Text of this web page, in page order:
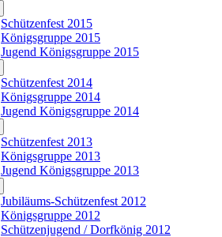
Schützenfest 2015
Königsgruppe 2015
Jugend Königsgruppe 2015
Schützenfest 2014
Königsgruppe 2014
Jugend Königsgruppe 2014
Schützenfest 2013
Königsgruppe 2013
Jugend Königsgruppe 2013
Jubiläums-Schützenfest 2012
Königsgruppe 2012
Schützenjugend / Dorfkönig 2012